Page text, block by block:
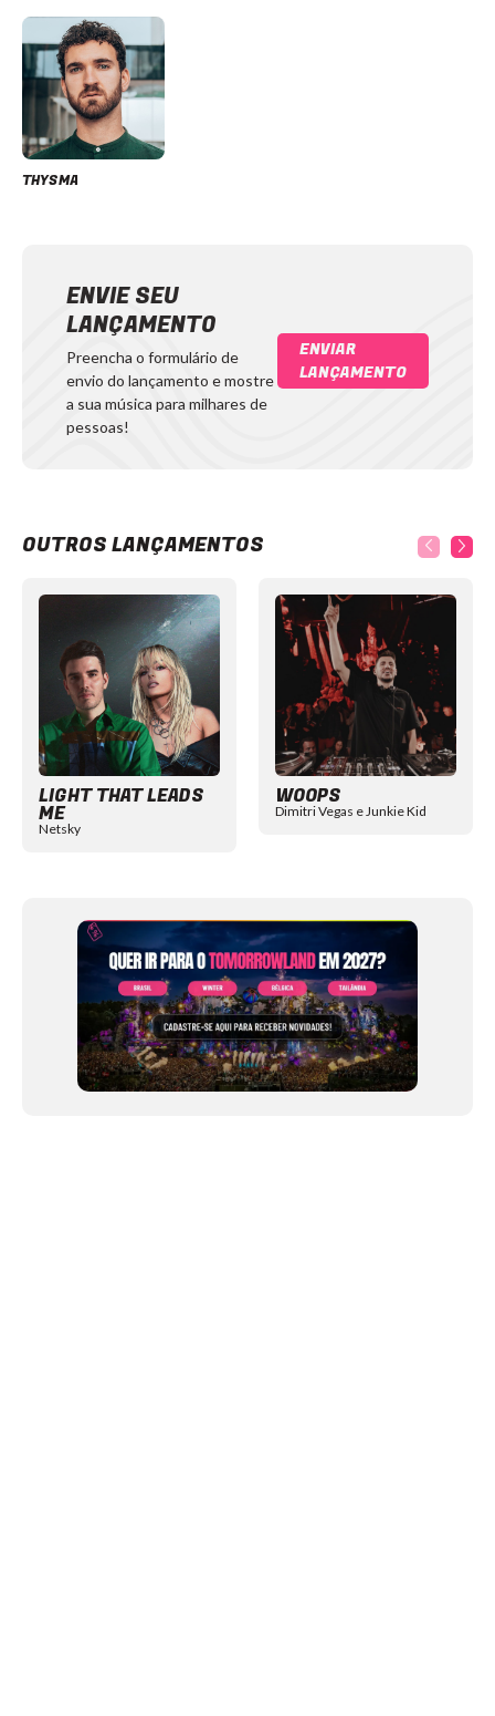
THYSMA
ENVIE SEU
LANÇAMENTO
Preencha o formulário de
envio do lançamento e mostre
a sua música para milhares de
pessoas!
ENVIAR
LANÇAMENTO
OUTROS LANÇAMENTOS
LIGHT THAT LEADS
ME
Netsky
WOOPS
Dimitri Vegas e Junkie Kid